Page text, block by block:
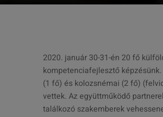
2020. január 30-31-én 20 fő
kompetenciafejlesztő
(1 fő) és kolozsnémai (2 fő)
vettek. Az együttműködő
találkozó szakemberek